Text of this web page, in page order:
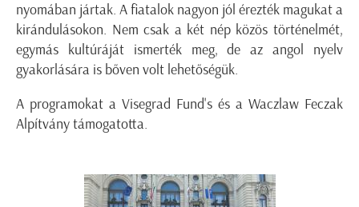
nyomában jártak. A fiatalok nagyon jól érezték magukat a
kirándulásokon. Nem csak a két nép közös történelmét,
egymás kultúráját ismerték meg, de az angol nyelv
gyakorlására is bőven volt lehetőségük.
A programokat a Visegrad Fund's és a Waczlaw Feczak
Alpítvány támogatotta.